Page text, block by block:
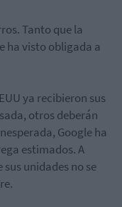
Tanto que la
ha visto obligada a
ya recibieron sus
otros deberán
Google ha
estimados. A
unidades no se